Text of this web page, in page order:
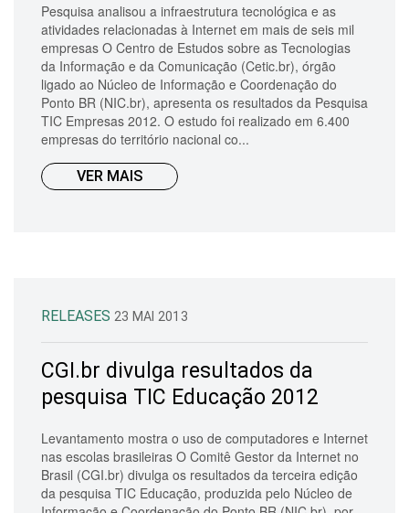
Pesquisa analisou a infraestrutura tecnológica e as
atividades relacionadas à Internet em mais de seis mil
empresas O Centro de Estudos sobre as Tecnologias
da Informação e da Comunicação (Cetic.br), órgão
ligado ao Núcleo de Informação e Coordenação do
Ponto BR (NIC.br), apresenta os resultados da Pesquisa
TIC Empresas 2012. O estudo foi realizado em 6.400
empresas do território nacional co...
VER MAIS
RELEASES 23 MAI 2013
CGI.br divulga resultados da
pesquisa TIC Educação 2012
Levantamento mostra o uso de computadores e Internet
nas escolas brasileiras O Comitê Gestor da Internet no
Brasil (CGI.br) divulga os resultados da terceira edição
da pesquisa TIC Educação, produzida pelo Núcleo de